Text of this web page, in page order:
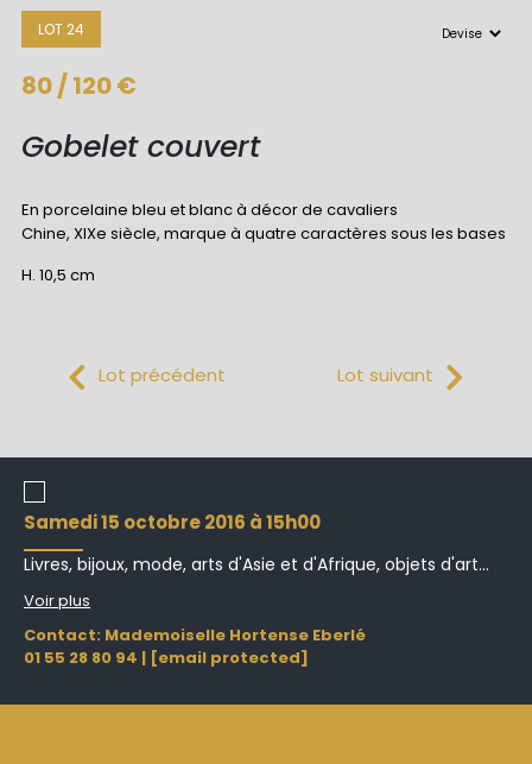
LOT 24
80 / 120 €
Gobelet couvert
En porcelaine bleu et blanc à décor de cavaliers
Chine, XIXe siècle, marque à quatre caractères sous les bases
H. 10,5 cm
Lot précédent Lot suivant
samedi 15 octobre 2016 à 15h00
Livres, bijoux, mode, arts d'Asie et d'Afrique, objets d'art...
Voir plus
Contact: Mademoiselle Hortense Eberlé
01 55 28 80 94 | [email protected]